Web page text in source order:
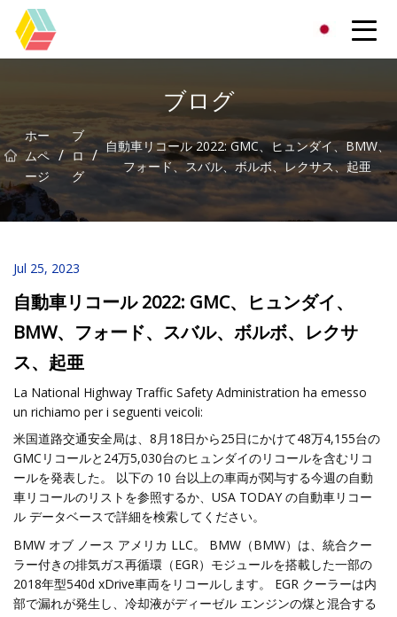
ブログ
ホー
ムペ
ージ
/
ブ
ロ
グ
/ 自動車リコール 2022: GMC、ヒュンダイ、BMW、
フォード、スバル、ボルボ、レクサス、起亜
Jul 25, 2023
自動車リコール 2022: GMC、ヒュンダイ、
BMW、フォード、スバル、ボルボ、レクサ
ス、起亜
La National Highway Traffic Safety Administration ha emesso
un richiamo per i seguenti veicoli:
米国道路交通安全局は、8月18日から25日にかけて48万4,155台の
GMCリコールと24万5,030台のヒュンダイのリコールを含むリコ
ールを発表した。 以下の 10 台以上の車両が関与する今週の自動
車リコールのリストを参照するか、USA TODAY の自動車リコー
ル データベースで詳細を検索してください。
BMW オブ ノース アメリカ LLC。 BMW（BMW）は、統合クー
ラー付きの排気ガス再循環（EGR）モジュールを搭載した一部の
2018年型540d xDrive車両をリコールします。 EGR クーラーは内
部で漏れが発生し、冷却液がディーゼル エンジンの煤と混合する